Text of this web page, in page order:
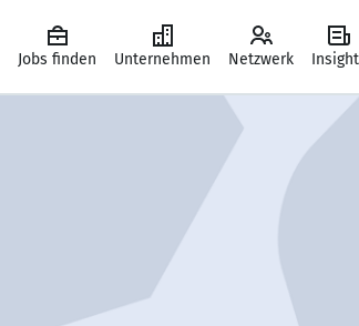
Jobs finden Unternehmen Netzwerk